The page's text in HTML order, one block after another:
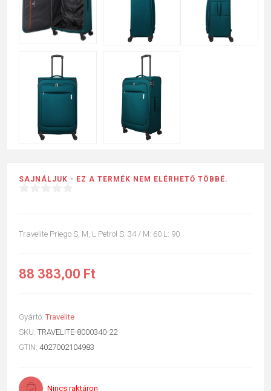
SAJNÁLJUK - EZ A TERMÉK NEM ELÉRHETŐ TÖBBÉ.
Travelite Priego S, M, L Petrol S: 34 / M: 60 L: 90
88 383,00 Ft
Gyártó: Travelite
SKU: TRAVELITE-8000340-22
GTIN: 4027002104983
Nincs raktáron